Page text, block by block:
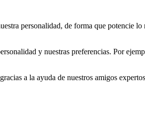
personalidad, de forma que potencie lo
y nuestras preferencias. Por
a la ayuda de nuestros amigos